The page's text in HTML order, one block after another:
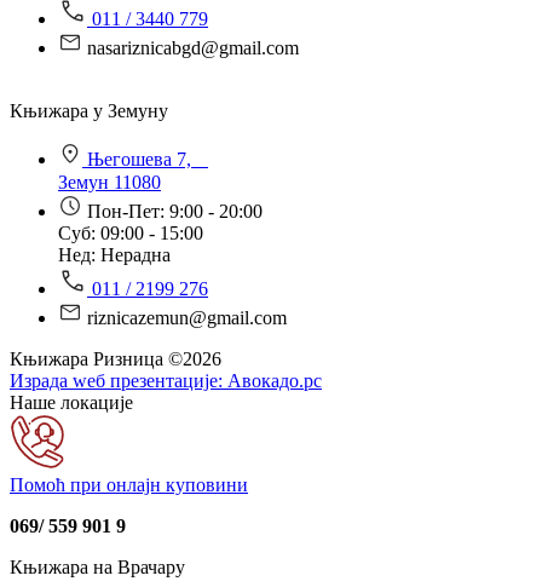
011 / 3440 779
nasariznicabgd@gmail.com
Књижара у Земуну
Његошева 7,
Земун 11080
Пон-Пет: 9:00 - 20:00
Суб: 09:00 - 15:00
Нед: Нерадна
011 / 2199 276
riznicazemun@gmail.com
Књижара Ризница ©️2026
Израда wеб презентације: Авокадо.рс
Наше локације
Помоћ при онлајн куповини
069/ 559 901 9
Књижара на Врачару